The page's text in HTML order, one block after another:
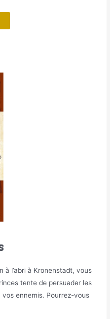
à l’abri à Kronenstadt, vous
tente de persuader les
vos ennemis. Pourrez-vous